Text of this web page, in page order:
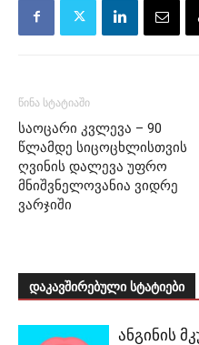
წინა სტატიაში
საოცარი კვლევა – 90
წლამდე სიცოცხლისთვის
ღვინის დალევა უფრო
მნიშვნელოვანია ვიდრე
ვარჯიში
დაკავშირებული სტატიები
ანგინის